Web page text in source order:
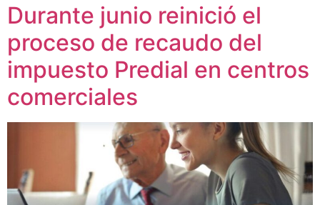
Durante junio reinició el
proceso de recaudo del
impuesto Predial en centros
comerciales